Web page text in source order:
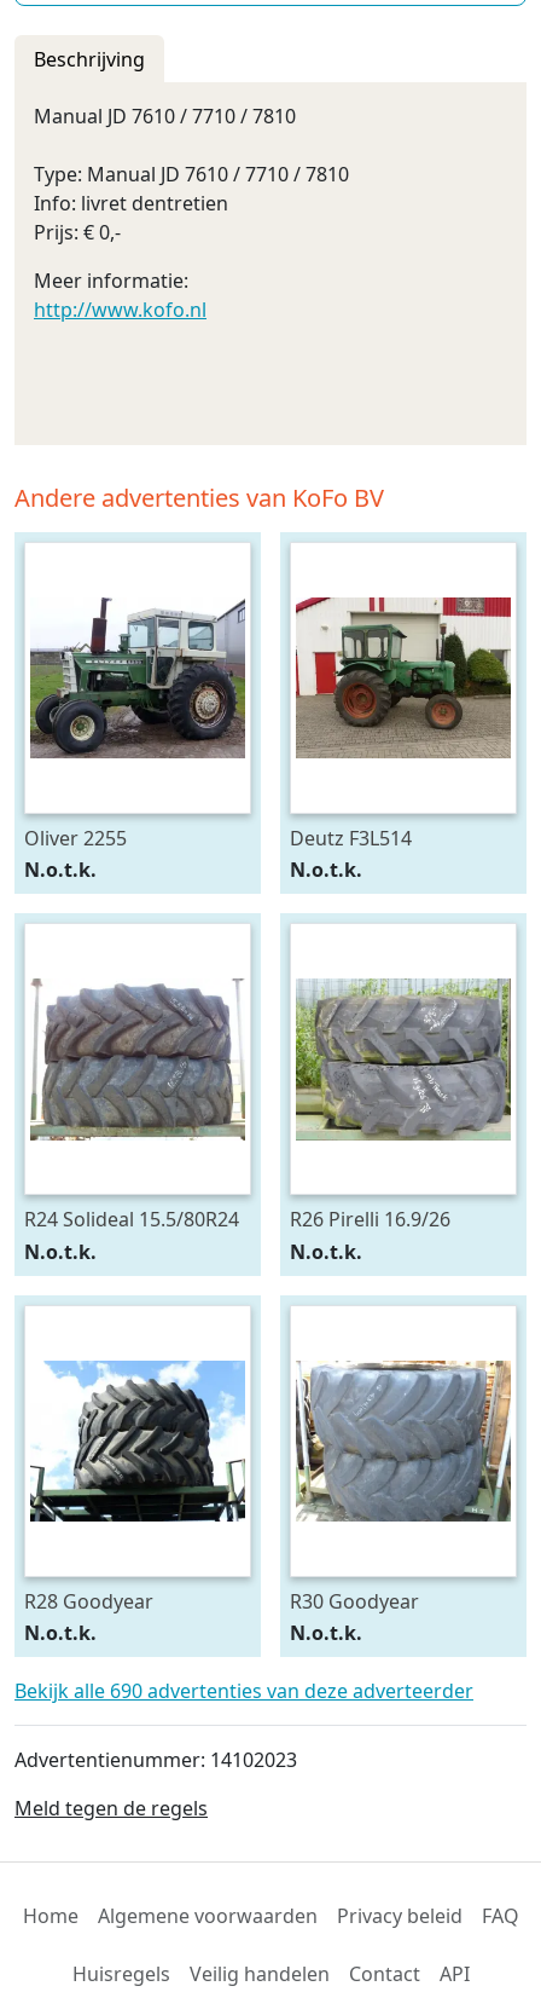
Beschrijving
Manual JD 7610 / 7710 / 7810
Type: Manual JD 7610 / 7710 / 7810
Info: livret dentretien
Prijs: € 0,-
Meer informatie:
http://www.kofo.nl
Andere advertenties van KoFo BV
Oliver 2255
N.o.t.k.
Deutz F3L514
N.o.t.k.
R24 Solideal 15.5/80R24
N.o.t.k.
R26 Pirelli 16.9/26
N.o.t.k.
R28 Goodyear
540/75R28
N.o.t.k.
R30 Goodyear
600/70R30
N.o.t.k.
Bekijk alle 690 advertenties van deze adverteerder
Advertentienummer: 14102023
Meld tegen de regels
Home Algemene voorwaarden Privacy beleid FAQ
Huisregels Veilig handelen Contact API